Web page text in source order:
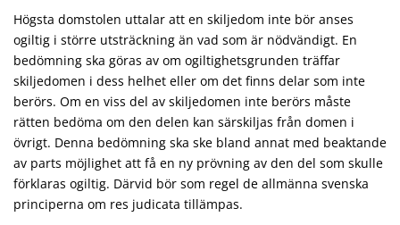
Högsta domstolen uttalar att en skiljedom inte bör anses
ogiltig i större utsträckning än vad som är nödvändigt. En
bedömning ska göras av om ogiltighetsgrunden träffar
skiljedomen i dess helhet eller om det finns delar som inte
berörs. Om en viss del av skiljedomen inte berörs måste
rätten bedöma om den delen kan särskiljas från domen i
övrigt. Denna bedömning ska ske bland annat med beaktande
av parts möjlighet att få en ny prövning av den del som skulle
förklaras ogiltig. Därvid bör som regel de allmänna svenska
principerna om res judicata tillämpas.